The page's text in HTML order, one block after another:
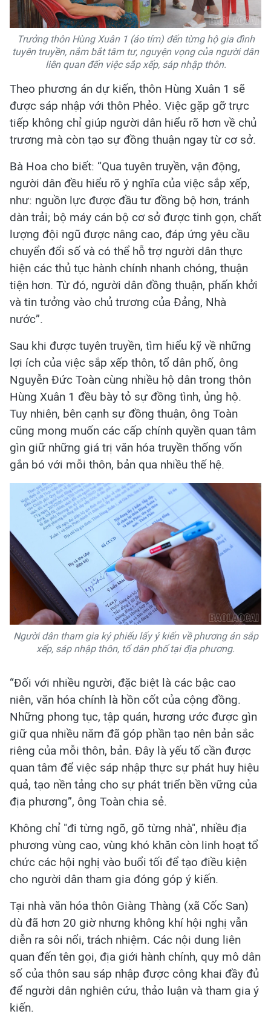
Trưởng thôn Hùng Xuân 1 (áo tím) đến từng hộ gia đình
tuyên truyền, nắm bắt tâm tư, nguyện vọng của người dân
liên quan đến việc sắp xếp, sáp nhập thôn.
Theo phương án dự kiến, thôn Hùng Xuân 1 sẽ
được sáp nhập với thôn Phẻo. Việc gặp gỡ trực
tiếp không chỉ giúp người dân hiểu rõ hơn về chủ
trương mà còn tạo sự đồng thuận ngay từ cơ sở.
Bà Hoa cho biết: “Qua tuyên truyền, vận động,
người dân đều hiểu rõ ý nghĩa của việc sắp xếp,
như: nguồn lực được đầu tư đồng bộ hơn, tránh
dàn trải; bộ máy cán bộ cơ sở được tinh gọn, chất
lượng đội ngũ được nâng cao, đáp ứng yêu cầu
chuyển đổi số và có thể hỗ trợ người dân thực
hiện các thủ tục hành chính nhanh chóng, thuận
tiện hơn. Từ đó, người dân đồng thuận, phấn khởi
và tin tưởng vào chủ trương của Đảng, Nhà
nước”.
Sau khi được tuyên truyền, tìm hiểu kỹ về những
lợi ích của việc sắp xếp thôn, tổ dân phố, ông
Nguyễn Đức Toàn cùng nhiều hộ dân trong thôn
Hùng Xuân 1 đều bày tỏ sự đồng tình, ủng hộ.
Tuy nhiên, bên cạnh sự đồng thuận, ông Toàn
cũng mong muốn các cấp chính quyền quan tâm
gìn giữ những giá trị văn hóa truyền thống vốn
gắn bó với mỗi thôn, bản qua nhiều thế hệ.
Người dân tham gia ký phiếu lấy ý kiến về phương án sắp
xếp, sáp nhập thôn, tổ dân phố tại địa phương.
“Đối với nhiều người, đặc biệt là các bậc cao
niên, văn hóa chính là hồn cốt của cộng đồng.
Những phong tục, tập quán, hương ước được gìn
giữ qua nhiều năm đã góp phần tạo nên bản sắc
riêng của mỗi thôn, bản. Đây là yếu tố cần được
quan tâm để việc sáp nhập thực sự phát huy hiệu
quả, tạo nền tảng cho sự phát triển bền vững của
địa phương”, ông Toàn chia sẻ.
Không chỉ "đi từng ngõ, gõ từng nhà", nhiều địa
phương vùng cao, vùng khó khăn còn linh hoạt tổ
chức các hội nghị vào buổi tối để tạo điều kiện
cho người dân tham gia đóng góp ý kiến.
Tại nhà văn hóa thôn Giàng Thàng (xã Cốc San)
dù đã hơn 20 giờ nhưng không khí hội nghị vẫn
diễn ra sôi nổi, trách nhiệm. Các nội dung liên
quan đến tên gọi, địa giới hành chính, quy mô dân
số của thôn sau sáp nhập được công khai đầy đủ
để người dân nghiên cứu, thảo luận và tham gia ý
kiến.